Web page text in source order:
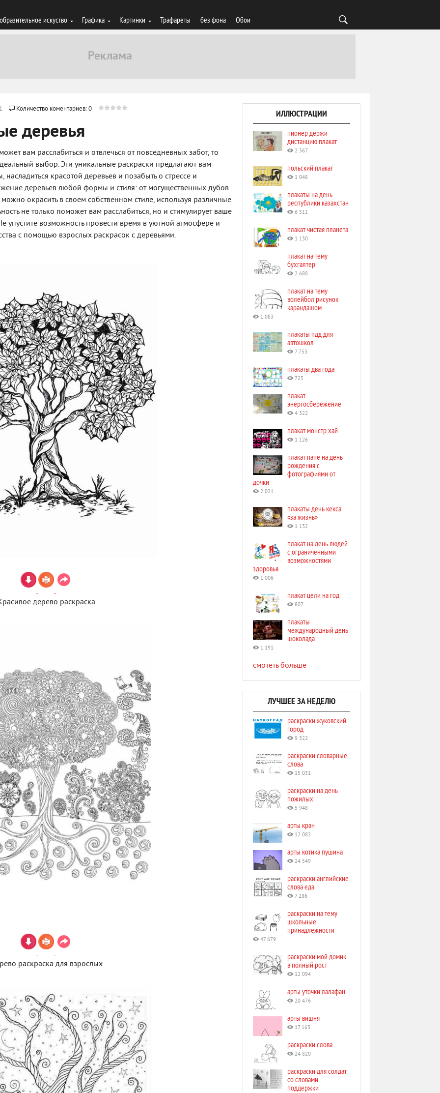
искуство Графика Картинки Трафареты без фона Обои
Количество коментариев: 0
деревья
вам расслабиться и отвлечься от повседневных забот, то
выбор. Эти уникальные раскраски предлагают вам
красотой деревьев и позабыть о стрессе и
деревьев любой формы и стиля: от могущественных дубов
окрасить в своем собственном стиле, используя различные
не только поможет вам расслабиться, но и стимулирует ваше
упустите возможность провести время в уютной атмосфере и
с помощью взрослых раскрасок с деревьями.
дерево раскраска
раскраска для взрослых
ИЛЛЮСТРАЦИИ
пионер держи
дистанцию плакат
2 367
польский плакат
1 048
плакаты на день
республики казахстан
6 511
плакат чистая планета
1 130
плакат на тему
бухгалтер
2 688
плакат на тему
волейбол рисунок
карандашом
1 083
плакаты пдд для
автошкол
7 753
плакаты два года
725
плакат
энергосбережение
4 322
плакат монстр хай
1 126
плакат папе на день
рождения с
фотографиями от
дочки
2 021
плакаты день кекса
«за жизнь»
1 132
плакат на день людей
с ограниченными
возможностями
здоровья
1 006
плакат цели на год
807
плакаты
международный день
шоколада
1 191
смотеть больше
ЛУЧШЕЕ ЗА НЕДЕЛЮ
раскраски жуковский
город
9 322
раскраски словарные
слова
15 031
раскраски на день
пожилых
5 948
арты кран
12 082
арты котика пушина
24 549
раскраски английские
слова еда
7 286
раскраски на тему
школьные
принадлежности
47 679
раскраски мой домик
в полный рост
12 094
арты уточки лалафан
20 476
арты вишня
17 163
раскраски слова
24 820
раскраски для солдат
со словами
поддержки